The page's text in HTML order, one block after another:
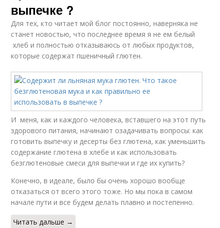
выпечке ?
Для тех, кто читает мой блог постоянно, наверняка не
станет новостью, что последнее время я не ем белый
хлеб и полностью отказываюсь от любых продуктов,
которые содержат пшеничный глютен.
И меня, как и каждого человека, вставшего на этот путь
здорового питания, начинают озадачивать вопросы: как
готовить выпечку и десерты без глютена, как уменьшить
содержание глютена в хлебе и как использовать
безглютеновые смеси для выпечки и где их купить?
Конечно, в идеале, было бы очень хорошо вообще
отказаться от всего этого тоже. Но мы пока в самом
начале пути и все будем делать плавно и постепенно.
Читать дальше →